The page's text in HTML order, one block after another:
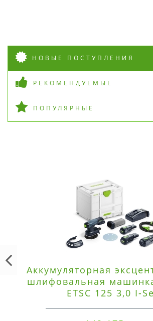
НОВЫЕ ПОСТУПЛЕНИЯ
РЕКОМЕНДУЕМЫЕ
ПОПУЛЯРНЫЕ
Аккумуляторная
шлифовальная
ETSC 125 3,0 I-